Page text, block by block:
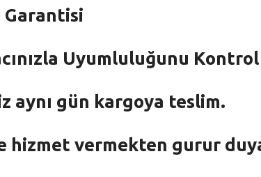
Garantisi
Uyumluluğunu
aynı gün kargoya teslim.
hizmet vermekten gurur